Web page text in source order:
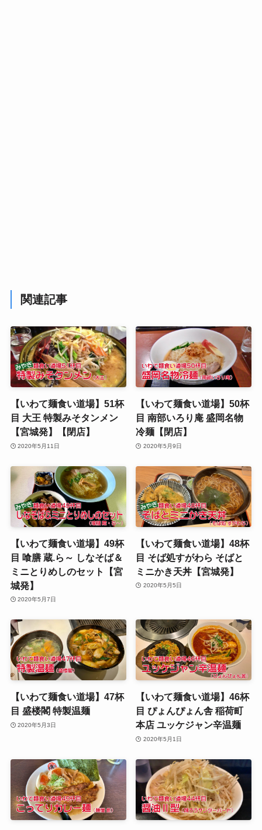
関連記事
【いわて麺食い道場】51杯
目 大王 特製みそタンメン
【宮城発】【閉店】
2020年5月11日
【いわて麺食い道場】50杯
目 南部いろり庵 盛岡名物
冷麺【閉店】
2020年5月9日
【いわて麺食い道場】49杯
目 喰膳 蔵.ら～ しなそば＆
ミニとりめしのセット【宮
城発】
2020年5月7日
【いわて麺食い道場】48杯
目 そば処すがわら そばと
ミニかき天丼【宮城発】
2020年5月5日
【いわて麺食い道場】47杯
目 盛楼閣 特製温麺
2020年5月3日
【いわて麺食い道場】46杯
目 ぴょんぴょん舎 稲荷町
本店 ユッケジャン辛温麺
2020年5月1日